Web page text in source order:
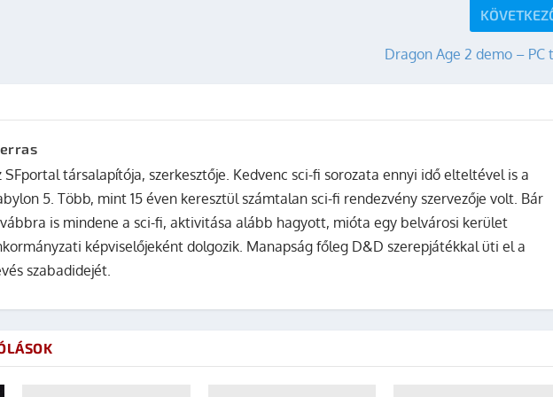
Dragon Age 2 demo – PC
SFportal társalapítója, szerkesztője. Kedvenc sci-fi sorozata ennyi idő elteltével is a
5. Több, mint 15 éven keresztül számtalan sci-fi rendezvény szervezője volt. Bár
is mindene a sci-fi, aktivitása alább hagyott, mióta egy belvárosi kerület
képviselőjeként dolgozik. Manapság főleg D&D szerepjátékkal üti el a
szabadidejét.